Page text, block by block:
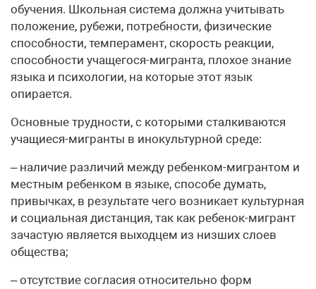
обучения. Школьная система должна учитывать
положение, рубежи, потребности, физические
способности, темперамент, скорость реакции,
способности учащегося-мигранта, плохое знание
языка и психологии, на которые этот язык
опирается.
Основные трудности, с которыми сталкиваются
учащиеся-мигранты в инокультурной среде:
– наличие различий между ребенком-мигрантом и
местным ребенком в языке, способе думать,
привычках, в результате чего возникает культурная
и социальная дистанция, так как ребенок-мигрант
зачастую является выходцем из низших слоев
общества;
– отсутствие согласия относительно форм